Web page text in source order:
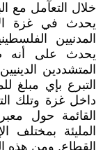
خلال التعآمل مع
يحدث في غزة
المدنيين
يحدث على أنه
المتشددين
التبرع بإي مبلغ
داخل غزة وتلك
القائمة حول
المليئة بمختلف
القطاع. ومن هذه